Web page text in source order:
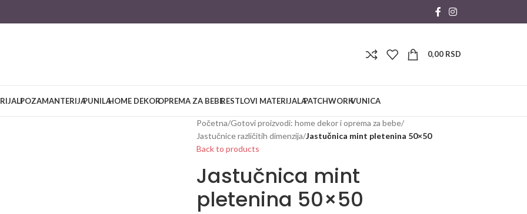
0,00 RSD
POZAMANTERIJAPUNILAHOME DEKOROPREMA ZA BEBERESTLOVI MATERIJALAPATCHWORKVUNICA
Početna/Gotovi proizvodi: home dekor i oprema za bebe/
Jastučnice različitih dimenzija/Jastučnica mint pletenina 50×50
Back to products
Jastučnica mint
pletenina 50×50